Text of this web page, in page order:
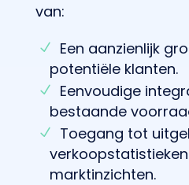
van:
Een aanzienlijk
potentiële klanten.
Eenvoudige
bestaande
Toegang tot
marktinzichten.